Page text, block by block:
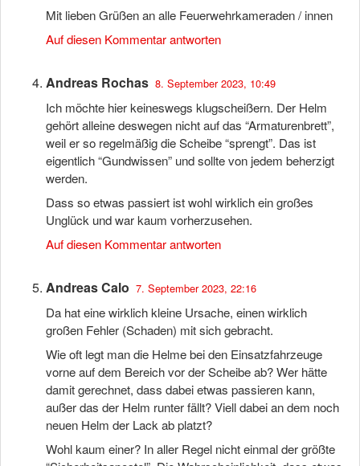
Mit lieben Grüßen an alle Feuerwehrkameraden / innen
Auf diesen Kommentar antworten
Andreas Rochas 8. September 2023, 10:49
Ich möchte hier keineswegs klugscheißern. Der Helm
gehört alleine deswegen nicht auf das “Armaturenbrett”,
weil er so regelmäßig die Scheibe “sprengt”. Das ist
eigentlich “Gundwissen” und sollte von jedem beherzigt
werden.
Dass so etwas passiert ist wohl wirklich ein großes
Unglück und war kaum vorherzusehen.
Auf diesen Kommentar antworten
Andreas Calo 7. September 2023, 22:16
Da hat eine wirklich kleine Ursache, einen wirklich
großen Fehler (Schaden) mit sich gebracht.
Wie oft legt man die Helme bei den Einsatzfahrzeuge
vorne auf dem Bereich vor der Scheibe ab? Wer hätte
damit gerechnet, dass dabei etwas passieren kann,
außer das der Helm runter fällt? Viell dabei an dem noch
neuen Helm der Lack ab platzt?
Wohl kaum einer? In aller Regel nicht einmal der größte